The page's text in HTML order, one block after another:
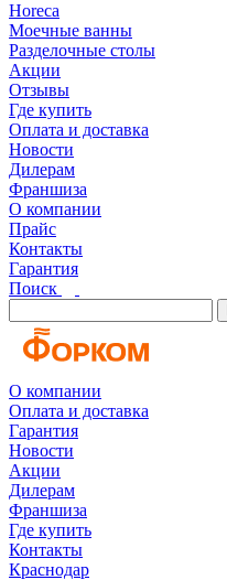
Horeca
Моечные ванны
Разделочные столы
Акции
Отзывы
Где купить
Оплата и доставка
Новости
Дилерам
Франшиза
О компании
Прайс
Контакты
Гарантия
Поиск
О компании
Оплата и доставка
Гарантия
Новости
Акции
Дилерам
Франшиза
Где купить
Контакты
Краснодар